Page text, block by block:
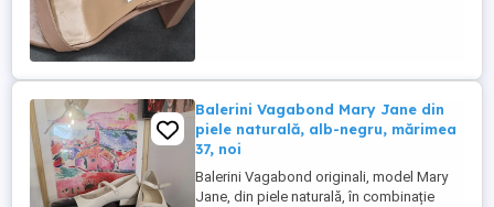
Balerini Vagabond Mary Jane din
piele naturală, alb-negru, mărimea
37, noi
Balerini Vagabond originali, model Mary
Jane, din piele naturală, în combinație